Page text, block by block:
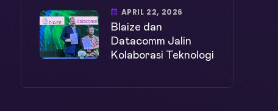
APRIL 22, 2026
Blaize dan
Datacomm Jalin
Kolaborasi Teknologi